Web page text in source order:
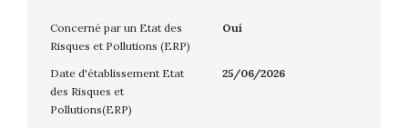
Concerné par un Etat des
Risques et Pollutions (ERP)
Oui
Date d'établissement Etat
des Risques et
Pollutions(ERP)
25/06/2026